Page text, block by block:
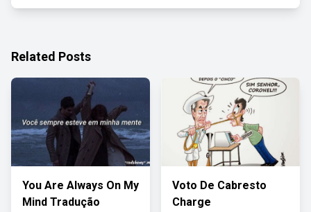
Related Posts
You Are Always On My
Mind Tradução
Voto De Cabresto
Charge